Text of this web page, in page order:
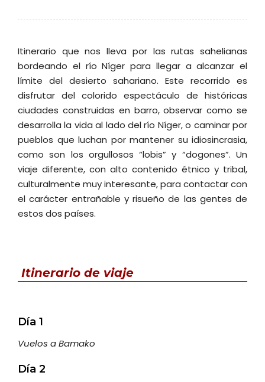
Itinerario que nos lleva por las rutas sahelianas
bordeando el río Níger para llegar a alcanzar el
límite del desierto sahariano. Este recorrido es
disfrutar del colorido espectáculo de históricas
ciudades construidas en barro, observar como se
desarrolla la vida al lado del río Níger, o caminar por
pueblos que luchan por mantener su idiosincrasia,
como son los orgullosos “lobis” y “dogones”. Un
viaje diferente, con alto contenido étnico y tribal,
culturalmente muy interesante, para contactar con
el carácter entrañable y risueño de las gentes de
estos dos países.
Itinerario de viaje
Día 1
Vuelos a Bamako
Día 2